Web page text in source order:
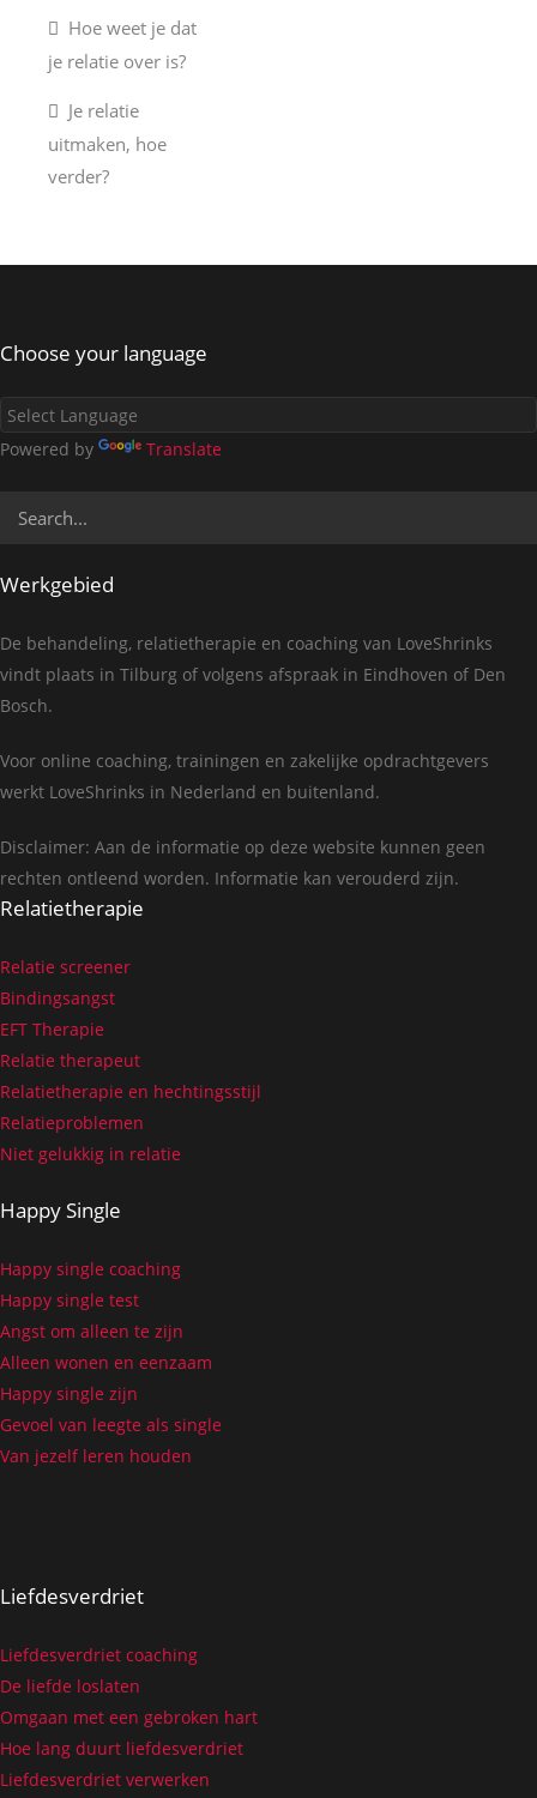
Hoe weet je dat
je relatie over is?
Je relatie
uitmaken, hoe
verder?
Choose your language
Powered by Translate
Werkgebied
De behandeling, relatietherapie en coaching van LoveShrinks
vindt plaats in Tilburg of volgens afspraak in Eindhoven of Den
Bosch.
Voor online coaching, trainingen en zakelijke opdrachtgevers
werkt LoveShrinks in Nederland en buitenland.
Disclaimer: Aan de informatie op deze website kunnen geen
rechten ontleend worden. Informatie kan verouderd zijn.
Relatietherapie
Relatie screener
Bindingsangst
EFT Therapie
Relatie therapeut
Relatietherapie en hechtingsstijl
Relatieproblemen
Niet gelukkig in relatie
Happy Single
Happy single coaching
Happy single test
Angst om alleen te zijn
Alleen wonen en eenzaam
Happy single zijn
Gevoel van leegte als single
Van jezelf leren houden
Liefdesverdriet
Liefdesverdriet coaching
De liefde loslaten
Omgaan met een gebroken hart
Hoe lang duurt liefdesverdriet
Liefdesverdriet verwerken